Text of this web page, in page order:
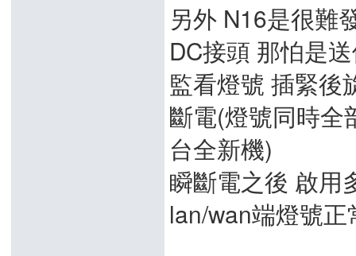
另外 N16是很難
DC接頭 那怕是
監看燈號 插緊後
斷電(燈號同時全
台全新機)
瞬斷電之後 啟用
lan/wan端燈號